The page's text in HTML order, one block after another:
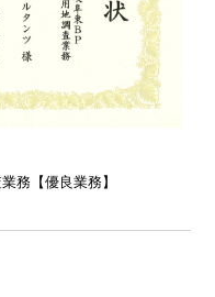
務【優良業務】